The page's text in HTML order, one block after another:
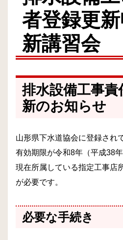
者登録更
新講習会
排水設備工事責
新のお知らせ
山形県下水道協会に登録され
有効期限が令和8年（平成38
現在所属している指定工事店
が必要です。
必要な手続き